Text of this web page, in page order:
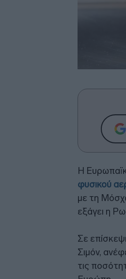
Η
φυσικού
με τη
εξάγει η
Σε
Σιμόν,
τις